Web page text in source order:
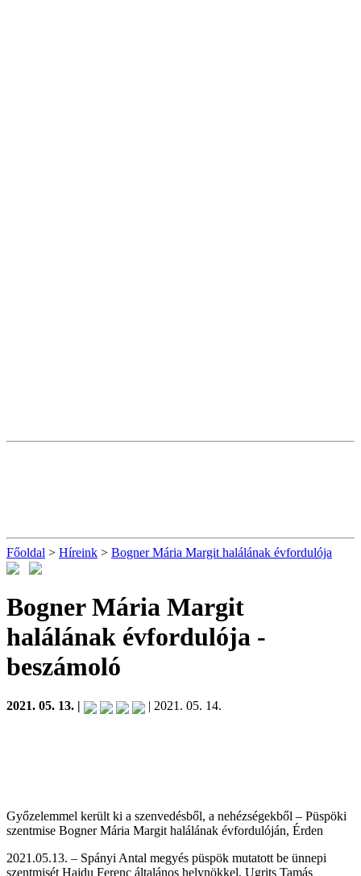
Főoldal > Híreink > Bogner Mária Margit halálának évfordulója
Bogner Mária Margit
halálának évfordulója -
beszámoló
2021. 05. 13. | | 2021. 05. 14.
Győzelemmel került ki a szenvedésből, a nehézségekből – Püspöki
szentmise Bogner Mária Margit halálának évfordulóján, Érden
2021.05.13. – Spányi Antal megyés püspök mutatott be ünnepi
szentmisét Hajdu Ferenc általános helynökkel, Ugrits Tamás